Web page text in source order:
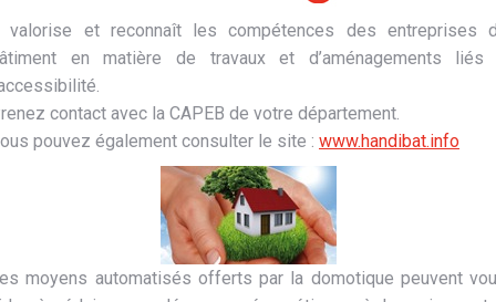
valorise et reconnaît les compétences des entreprises
en matière de travaux et d’aménagements liés
contact avec la CAPEB de votre département.
pouvez également consulter le site : www.handibat.info
moyens automatisés offerts par la domotique peuvent